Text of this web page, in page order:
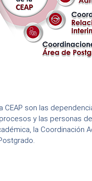
son las
y las personas
la Coordinación